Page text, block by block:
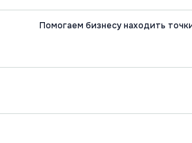
Помогаем бизнесу находить